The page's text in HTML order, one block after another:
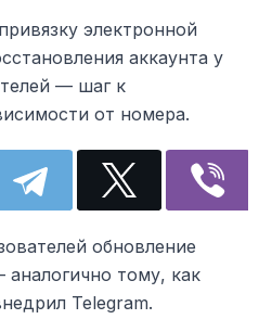
электронной
аккаунта у
— шаг к
от номера.
обновление
тому, как
Telegram.